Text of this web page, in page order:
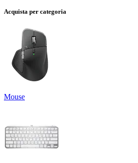
Acquista per categoria
Mouse